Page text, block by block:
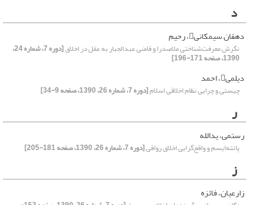
د
دهقان سیمکانی، رحیم
نگرش معرفت‌شناختی ملاصدرا و قاضی عبدالجبار به عقل در اخلاق [دوره 7، شماره 24،
1390، صفحه 171-196]
دیلمی، احمد
چیستی و چرایی نظام اخلاقی اسلام[دوره 7، شماره 26، 1390، صفحه 9-34]
ر
رستمی، یدالله
پانته‌ایسم و واقع‌گرایی اخلاق رواقی[دوره 7، شماره 26، 1390، صفحه 181-205]
ز
زارعیان، فائزه